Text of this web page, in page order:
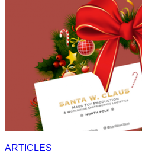
ARTICLES